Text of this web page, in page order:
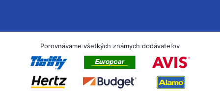
Porovnávame všetkých známych dodávateľov